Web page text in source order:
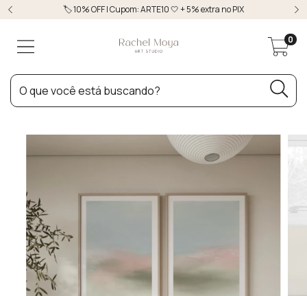
🏷️ 10% OFF | Cupom: ARTE10 🤍 + 5% extra no PIX
0